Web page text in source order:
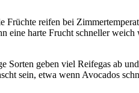
reifen bei
eine harte Frucht schneller
geben viel Reifegas ab
sein, etwa wenn Avocados